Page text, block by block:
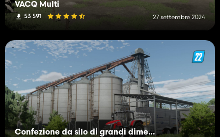
VACQ Multi
53 591 27 settembre 2024
Confezione da silo di grandi dimensioni